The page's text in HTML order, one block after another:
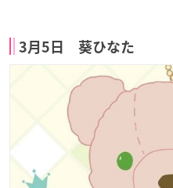
3月5日 葵ひなた